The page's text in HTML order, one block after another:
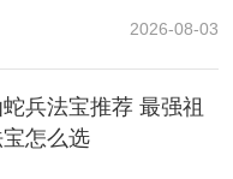
2026-08-03
兵法宝推荐 最强祖
怎么选